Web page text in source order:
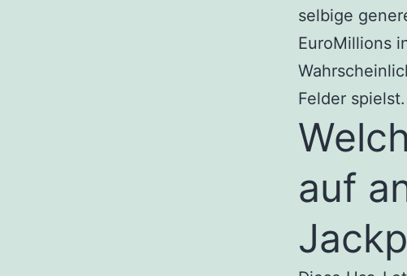
selbige
EuroMillions
Felder spielst.
auf